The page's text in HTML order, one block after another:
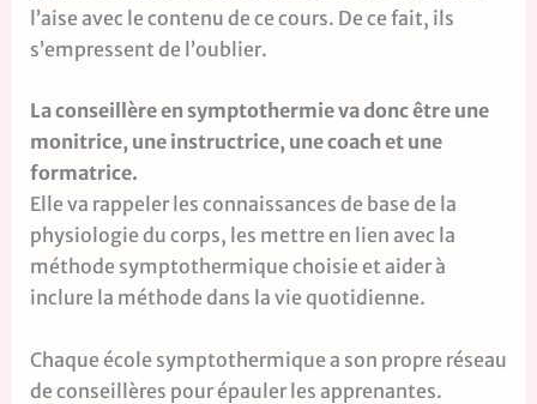
l’aise avec le contenu de ce cours. De ce fait, ils
s’empressent de l’oublier.
La conseillère en symptothermie va donc être une
monitrice, une instructrice, une coach et une
formatrice.
Elle va rappeler les connaissances de base de la
physiologie du corps, les mettre en lien avec la
méthode symptothermique choisie et aider à
inclure la méthode dans la vie quotidienne.
Chaque école symptothermique a son propre réseau
de conseillères pour épauler les apprenantes.